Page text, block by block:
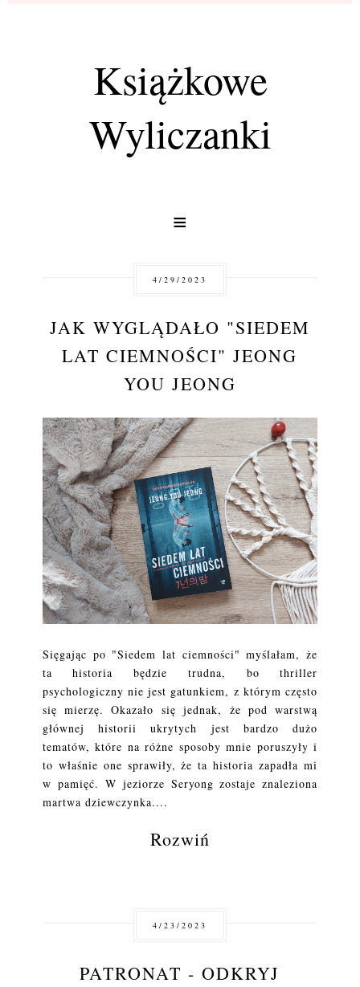
Książkowe
Wyliczanki
≡
4/29/2023
JAK WYGLĄDAŁO "SIEDEM
LAT CIEMNOŚCI" JEONG
YOU JEONG
Sięgając po "Siedem lat ciemności" myślałam, że
ta historia będzie trudna, bo thriller
psychologiczny nie jest gatunkiem, z którym często
się mierzę. Okazało się jednak, że pod warstwą
głównej historii ukrytych jest bardzo dużo
tematów, które na różne sposoby mnie poruszyły i
to właśnie one sprawiły, że ta historia zapadła mi
w pamięć. W jeziorze Seryong zostaje znaleziona
martwa dziewczynka....
Rozwiń
4/23/2023
PATRONAT - ODKRYJ